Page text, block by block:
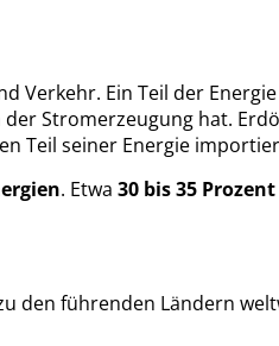
Verkehr. Ein Teil der
Stromerzeugung hat.
Teil seiner Energie
. Etwa 30 bis 35
den führenden Ländern